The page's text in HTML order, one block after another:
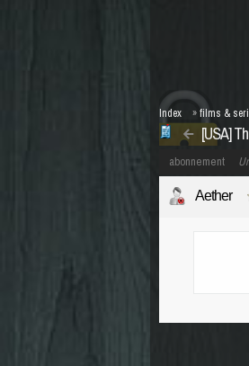
[USA]
Index »films &
abonnement
Aether